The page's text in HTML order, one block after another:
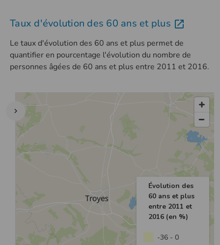
Taux d'évolution des 60 ans et plus
Le taux d'évolution des 60 ans et plus permet de
quantifier en pourcentage l'évolution du nombre de
personnes âgées de 60 ans et plus entre 2011 et 2016.